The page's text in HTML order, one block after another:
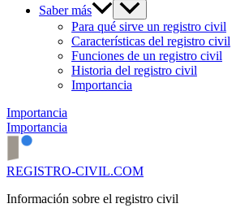
Saber más
Para qué sirve un registro civil
Características del registro civil
Funciones de un registro civil
Historia del registro civil
Importancia
Importancia
Importancia
REGISTRO-CIVIL.COM
Información sobre el registro civil